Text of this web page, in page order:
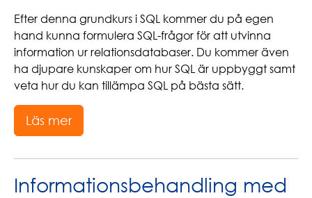
Efter denna grundkurs i SQL kommer du på egen
hand kunna formulera SQL-frågor för att utvinna
information ur relationsdatabaser. Du kommer även
ha djupare kunskaper om hur SQL är uppbyggt samt
veta hur du kan tillämpa SQL på bästa sätt.
Läs mer
Informationsbehandling med